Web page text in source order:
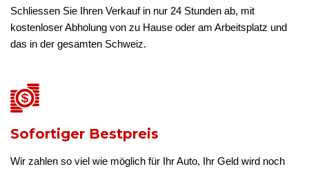
Schliessen Sie Ihren Verkauf in nur 24 Stunden ab, mit
kostenloser Abholung von zu Hause oder am Arbeitsplatz und
das in der gesamten Schweiz.
Sofortiger Bestpreis
Wir zahlen so viel wie möglich für Ihr Auto, Ihr Geld wird noch